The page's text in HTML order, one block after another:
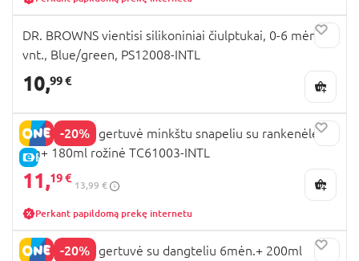
DR. BROWNS vientisi silikoniniai čiulptukai, 0-6 mėn., 2
vnt., Blue/green, PS12008-INTL
10,99 €
-20%
E-KAINA
DR.BROWNS gertuvė minkštu snapeliu su rankenėlėm
6m+ 180ml rožinė TC61003-INTL
11,19 €
13,99 €
Perkant papildomą prekę internetu
-20%
DR.BROWNS gertuvė su dangteliu 6mėn.+ 200ml